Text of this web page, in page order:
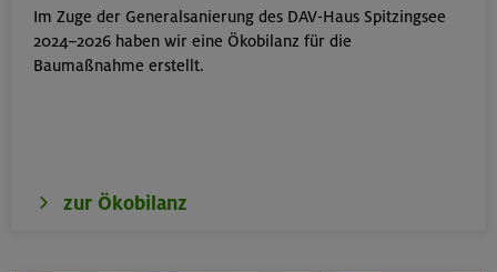
Im Zuge der Generalsanierung des DAV-Haus Spitzingsee
2024–2026 haben wir eine Ökobilanz für die
Baumaßnahme erstellt.
zur Ökobilanz